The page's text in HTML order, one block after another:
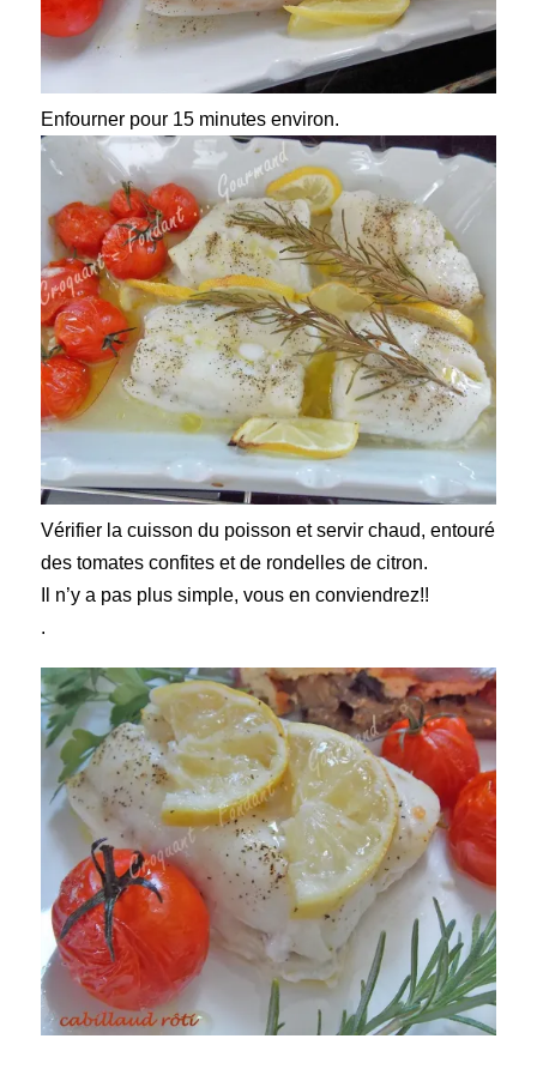
Enfourner pour 15 minutes environ.
Vérifier la cuisson du poisson et servir chaud, entouré
des tomates confites et de rondelles de citron.
Il n’y a pas plus simple, vous en conviendrez!!
.